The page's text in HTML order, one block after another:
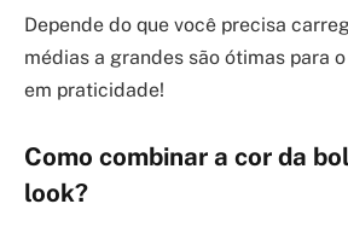
Depende do que você precisa
médias a grandes são ótimas para
em praticidade!
Como combinar a cor da
look?